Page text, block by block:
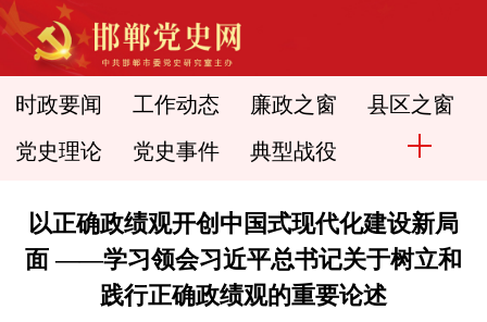
时政要闻 工作动态 廉政之窗 县区之窗
党史理论 党史事件 典型战役
以正确政绩观开创中国式现代化建设新局
面 ——学习领会习近平总书记关于树立和
践行正确政绩观的重要论述